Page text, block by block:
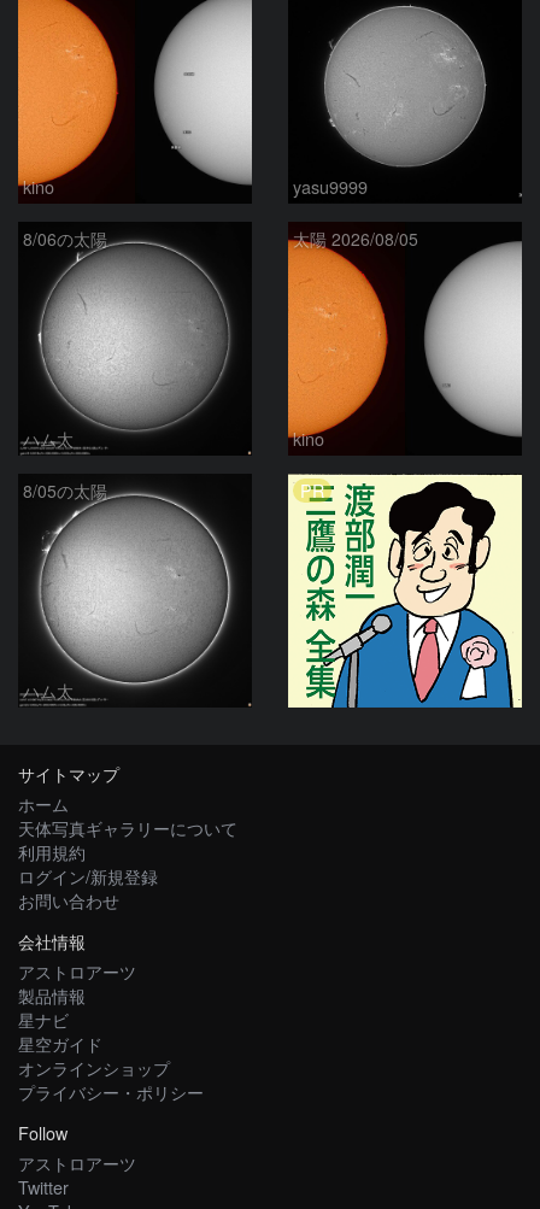
kino yasu9999
8/06の太陽
ハム太
太陽 2026/08/05
kino
8/05の太陽
ハム太
PR
サイトマップ
ホーム
天体写真ギャラリーについて
利用規約
ログイン/新規登録
お問い合わせ
会社情報
アストロアーツ
製品情報
星ナビ
星空ガイド
オンラインショップ
プライバシー・ポリシー
Follow
アストロアーツ
Twitter